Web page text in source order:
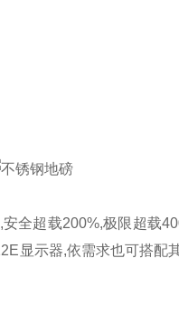
超载200%,极限超载
显示器,依需求也可搭配